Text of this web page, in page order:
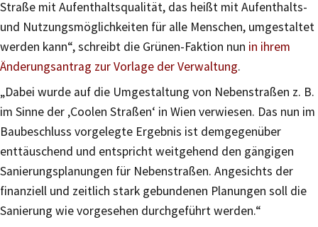
Straße mit Aufenthaltsqualität, das heißt mit Aufenthalts-
und Nutzungsmöglichkeiten für alle Menschen, umgestaltet
werden kann“, schreibt die Grünen-Faktion nun in ihrem
Änderungsantrag zur Vorlage der Verwaltung.
„Dabei wurde auf die Umgestaltung von Nebenstraßen z. B.
im Sinne der ‚Coolen Straßen‘ in Wien verwiesen. Das nun im
Baubeschluss vorgelegte Ergebnis ist demgegenüber
enttäuschend und entspricht weitgehend den gängigen
Sanierungsplanungen für Nebenstraßen. Angesichts der
finanziell und zeitlich stark gebundenen Planungen soll die
Sanierung wie vorgesehen durchgeführt werden.“